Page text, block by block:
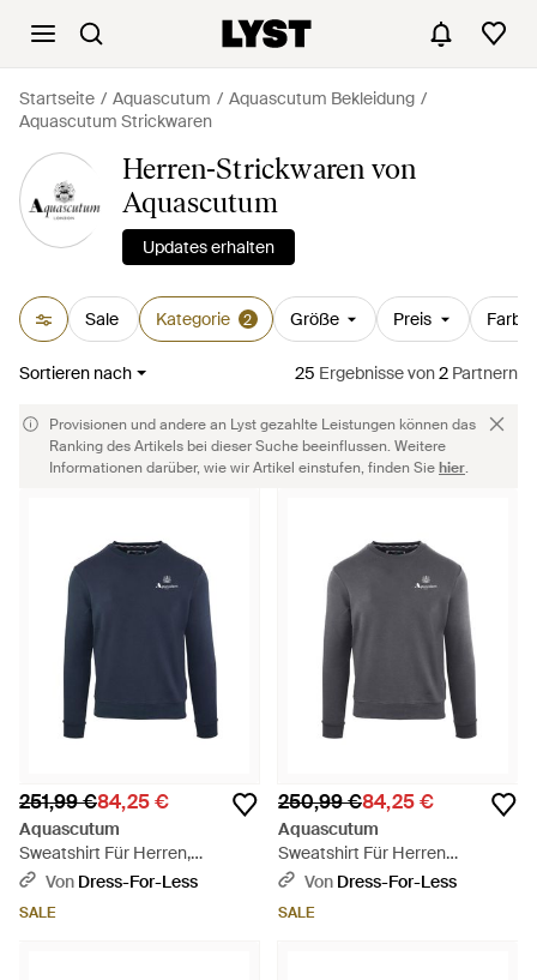
Startseite Aquascutum
Aquascutum Bekleidung
Aquascutum Strickwaren
Herren-Strickwaren von
Aquascutum
Updates erhalten
Sale Kategorie 2 Größe Preis Farbe
Sortieren nach 25 Ergebnissevon2 Partnern
Provisionen und andere an Lyst gezahlte Leistungen können das
Ranking des Artikels bei dieser Suche beeinflussen. Weitere
Informationen darüber, wie wir Artikel einstufen, finden Siehier.
251,99 €84,25 €
Aquascutum
Sweatshirt Für Herren,
Rundhalsausschnitt, Regulär -
Von Dress-For-Less
SALE
250,99 €84,25 €
Aquascutum
Sweatshirt Für Herren
(Schwarzgrau)
Von Dress-For-Less
SALE